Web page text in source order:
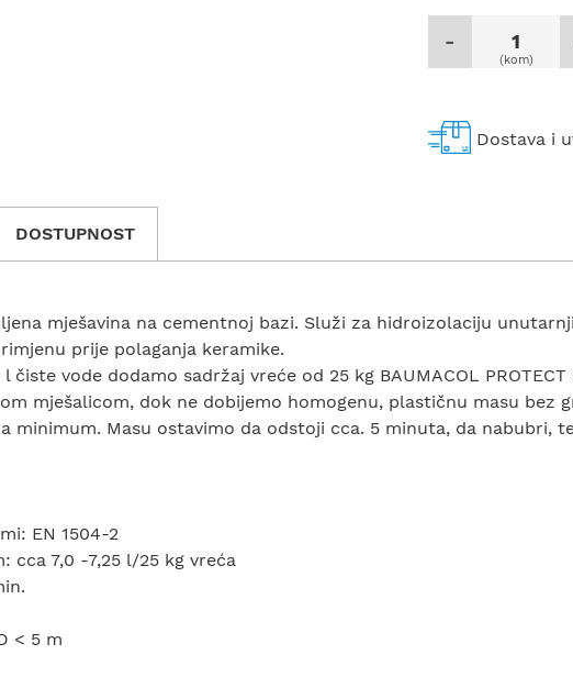
-
(kom)
Dostava i
DOSTUPNOST
mješavina na cementnoj bazi. Služi za hidroizolaciju
prije polaganja keramike.
vode dodamo sadržaj vreće od 25 kg BAUMACOL PROTECT
mješalicom, dok ne dobijemo homogenu, plastičnu masu bez
minimum. Masu ostavimo da odstoji cca. 5 minuta, da nabubri,
EN 1504-2
cca 7,0 -7,25 l/25 kg vreća
< 5 m